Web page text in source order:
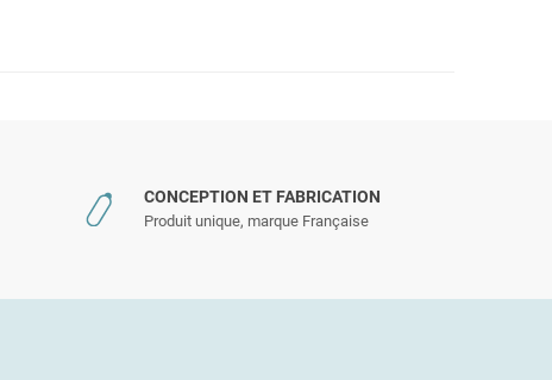
CONCEPTION ET FABRICATION
Produit unique, marque Française